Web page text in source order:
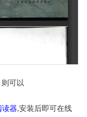
可以
读器,安装后即可在线